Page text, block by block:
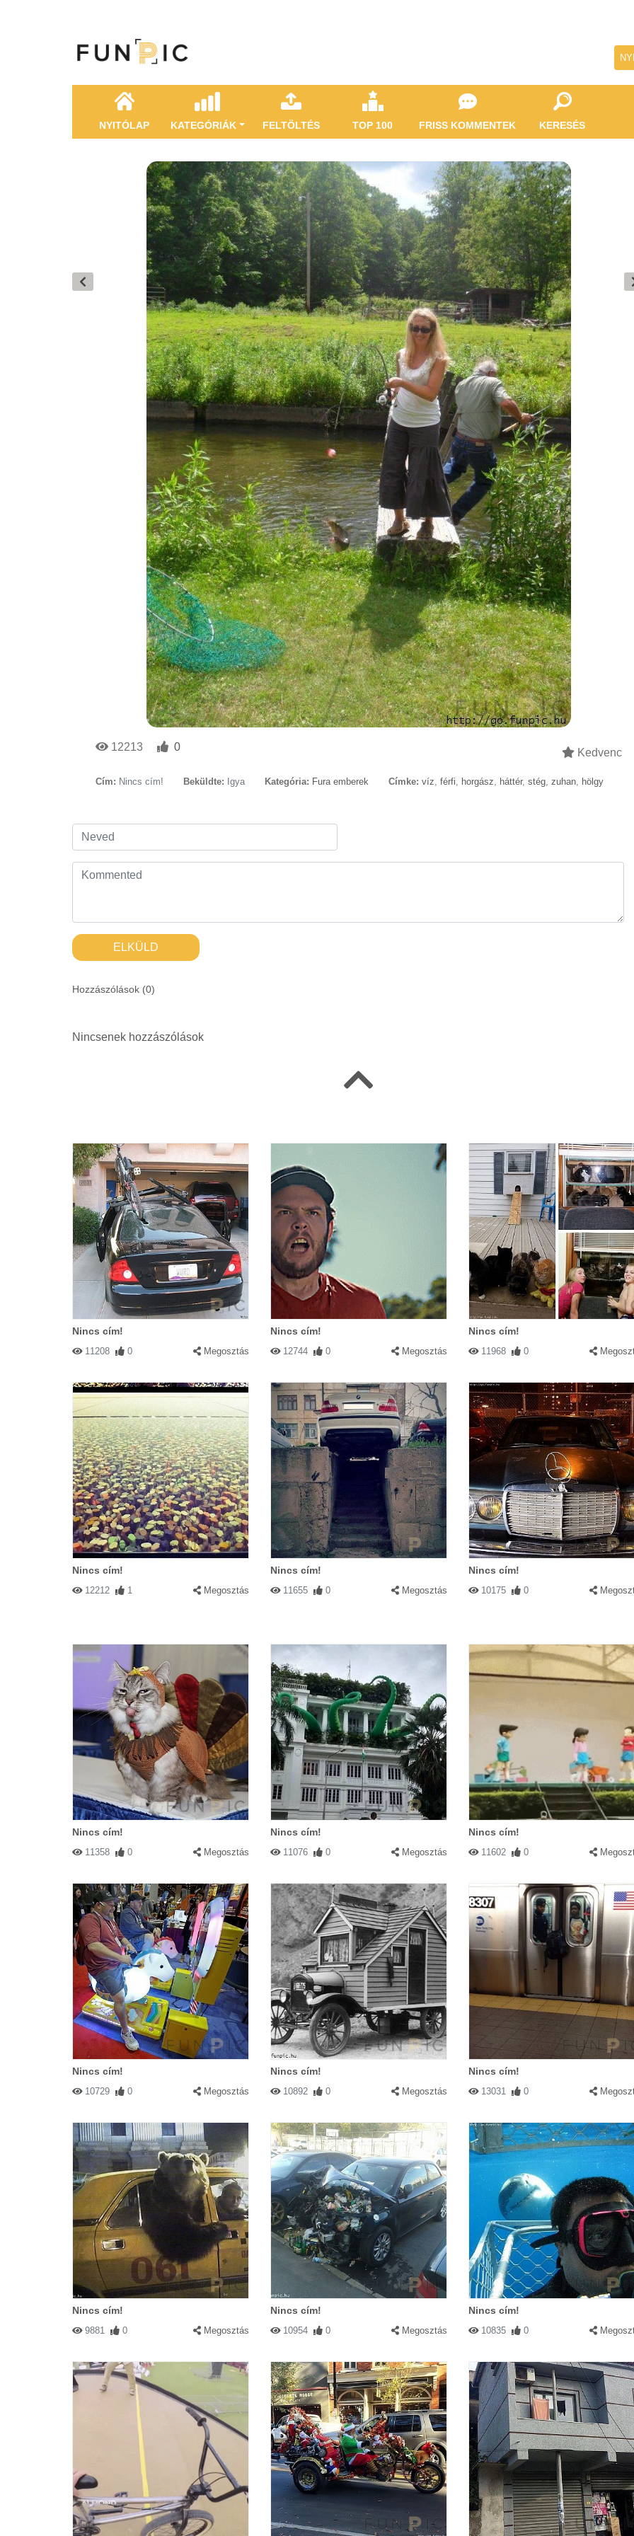
NYITÓLAP KATEGÓRIÁK FELTÖLTÉS TOP 100 FRISS KOMMENTEK KERESÉS
12213 0 Kedvenc
Cím: Nincs cím! Beküldte: Igya Kategória: Fura emberek Címke: víz, férfi, horgász, háttér, stég, zuhan, hölgy
ELKÜLD
Hozzászólások (0)
Nincsenek hozzászólások
Nincs cím!
11208 0 Megosztás
Nincs cím!
12744 0 Megosztás
Nincs cím!
11968 0
Nincs cím!
12212 1 Megosztás
Nincs cím!
11655 0 Megosztás
Nincs cím!
10175 0
Nincs cím!
11358 0 Megosztás
Nincs cím!
11076 0 Megosztás
Nincs cím!
11602 0
Nincs cím!
10729 0 Megosztás
Nincs cím!
10892 0 Megosztás
Nincs cím!
13031 0
Nincs cím!
9881 0 Megosztás
Nincs cím!
10954 0 Megosztás
Nincs cím!
10835 0